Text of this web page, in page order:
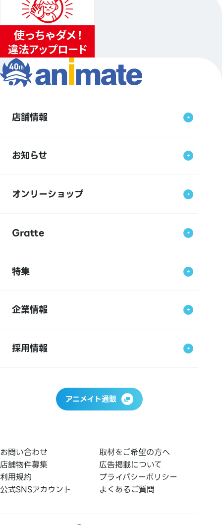
店舗情報
お知らせ
オンリーショップ
Gratte
特集
企業情報
採用情報
アニメイト通販
お問い合わせ
取材をご希望の方へ
店舗物件募集
広告掲載について
利用規約
プライバシーポリシー
公式SNSアカウント
よくあるご質問